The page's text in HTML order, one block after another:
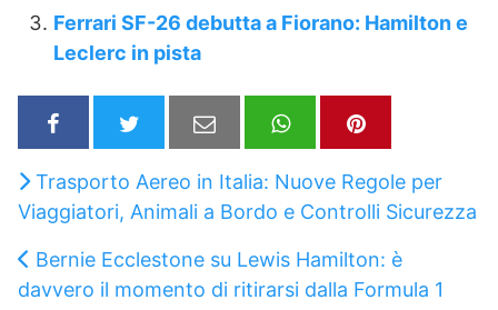
Ferrari SF-26 debutta a Fiorano: Hamilton e
Leclerc in pista
Trasporto Aereo in Italia: Nuove Regole per
Viaggiatori, Animali a Bordo e Controlli Sicurezza
Bernie Ecclestone su Lewis Hamilton: è
davvero il momento di ritirarsi dalla Formula 1